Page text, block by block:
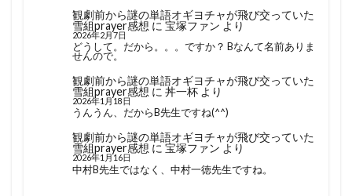
観劇前から謎の単語オギヨチャが飛び交っていた
雪組prayer感想 に 宝塚ファン より
2026年2月7日
どうして。だから。。。ですか？ Bなんて名前ありま
せんので。
観劇前から謎の単語オギヨチャが飛び交っていた
雪組prayer感想 に 丼一杯より
2026年1月18日
うんうん、だからB先生ですね(^^)
観劇前から謎の単語オギヨチャが飛び交っていた
雪組prayer感想 に 宝塚ファン より
2026年1月16日
中村B先生ではなく、中村一徳先生ですね。